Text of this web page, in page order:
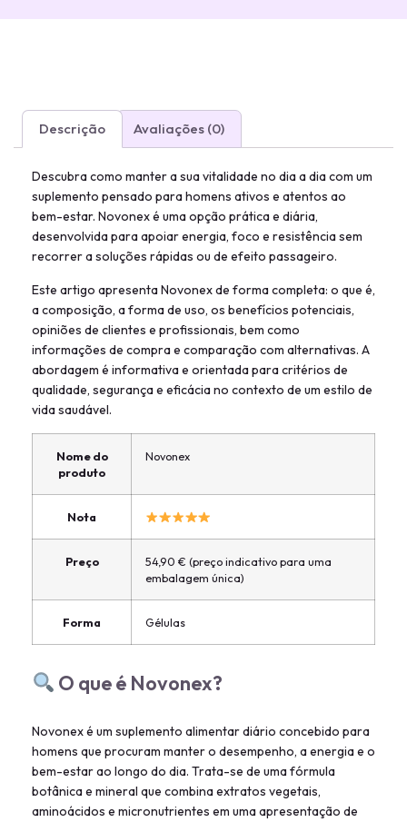
Descrição Avaliações (0)
Descubra como manter a sua vitalidade no dia a dia com um
suplemento pensado para homens ativos e atentos ao
bem-estar. Novonex é uma opção prática e diária,
desenvolvida para apoiar energia, foco e resistência sem
recorrer a soluções rápidas ou de efeito passageiro.
Este artigo apresenta Novonex de forma completa: o que é,
a composição, a forma de uso, os benefícios potenciais,
opiniões de clientes e profissionais, bem como
informações de compra e comparação com alternativas. A
abordagem é informativa e orientada para critérios de
qualidade, segurança e eficácia no contexto de um estilo de
vida saudável.
Nome do
produto
Novonex
Nota
Preço
54,90 € (preço indicativo para uma
embalagem única)
Forma Gélulas
O que é Novonex?
Novonex é um suplemento alimentar diário concebido para
homens que procuram manter o desempenho, a energia e o
bem-estar ao longo do dia. Trata-se de uma fórmula
botânica e mineral que combina extratos vegetais,
aminoácidos e micronutrientes em uma apresentação de